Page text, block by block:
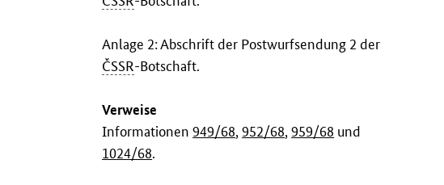
Anlage 2: Abschrift der Postwurfsendung 2 der
ČSSR-Botschaft.
Verweise
Informationen949/68,952/68,959/68 und
1024/68.